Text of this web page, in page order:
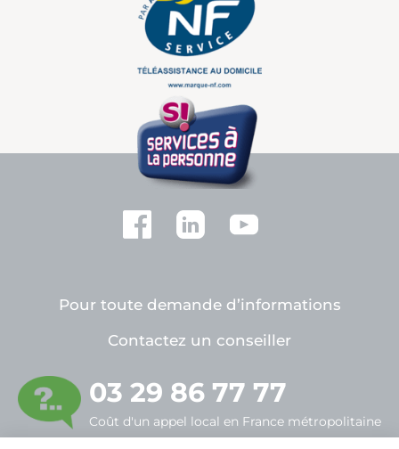
Pour toute demande d’informations
Contactez un conseiller
03 29 86 77 77
Coût d'un appel local en France métropolitaine